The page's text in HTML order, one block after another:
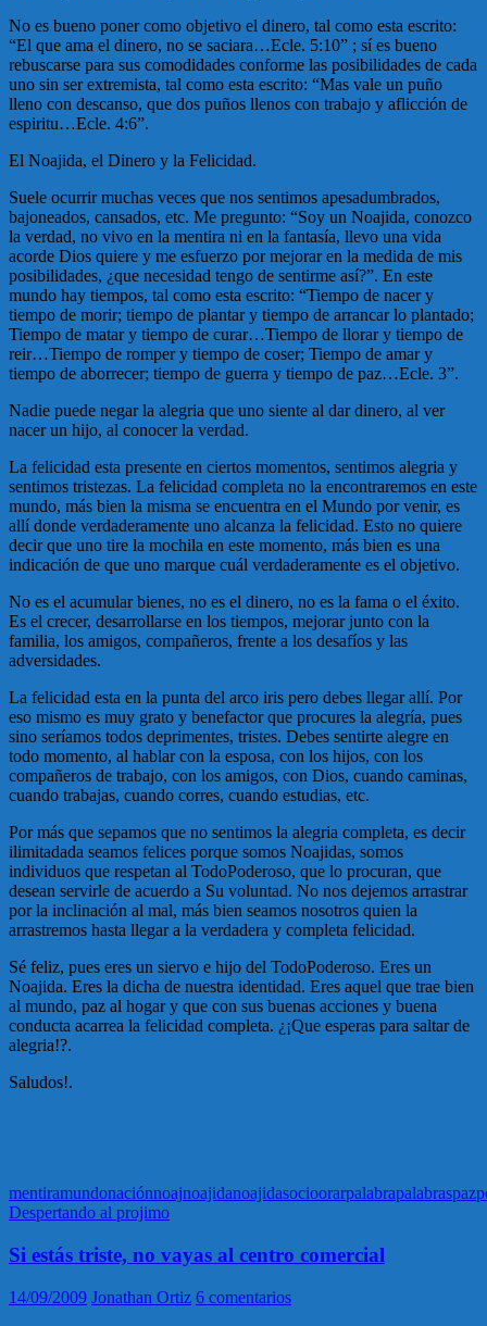
No es bueno poner como objetivo el dinero, tal como esta escrito:
“El que ama el dinero, no se saciara…Ecle. 5:10” ; sí es bueno
rebuscarse para sus comodidades conforme las posibilidades de cada
uno sin ser extremista, tal como esta escrito: “Mas vale un puño
lleno con descanso, que dos puños llenos con trabajo y aflicción de
espiritu…Ecle. 4:6”.
El Noajida, el Dinero y la Felicidad.
Suele ocurrir muchas veces que nos sentimos apesadumbrados,
bajoneados, cansados, etc. Me pregunto: “Soy un Noajida, conozco
la verdad, no vivo en la mentira ni en la fantasía, llevo una vida
acorde Dios quiere y me esfuerzo por mejorar en la medida de mis
posibilidades, ¿que necesidad tengo de sentirme así?”. En este
mundo hay tiempos, tal como esta escrito: “Tiempo de nacer y
tiempo de morir; tiempo de plantar y tiempo de arrancar lo plantado;
Tiempo de matar y tiempo de curar…Tiempo de llorar y tiempo de
reir…Tiempo de romper y tiempo de coser; Tiempo de amar y
tiempo de aborrecer; tiempo de guerra y tiempo de paz…Ecle. 3”.
Nadie puede negar la alegria que uno siente al dar dinero, al ver
nacer un hijo, al conocer la verdad.
La felicidad esta presente en ciertos momentos, sentimos alegria y
sentimos tristezas. La felicidad completa no la encontraremos en este
mundo, más bien la misma se encuentra en el Mundo por venir, es
allí donde verdaderamente uno alcanza la felicidad. Esto no quiere
decir que uno tire la mochila en este momento, más bien es una
indicación de que uno marque cuál verdaderamente es el objetivo.
No es el acumular bienes, no es el dinero, no es la fama o el éxito.
Es el crecer, desarrollarse en los tiempos, mejorar junto con la
familia, los amigos, compañeros, frente a los desafíos y las
adversidades.
La felicidad esta en la punta del arco iris pero debes llegar allí. Por
eso mismo es muy grato y benefactor que procures la alegría, pues
sino seríamos todos deprimentes, tristes. Debes sentirte alegre en
todo momento, al hablar con la esposa, con los hijos, con los
compañeros de trabajo, con los amigos, con Dios, cuando caminas,
cuando trabajas, cuando corres, cuando estudias, etc.
Por más que sepamos que no sentimos la alegria completa, es decir
ilimitadada seamos felices porque somos Noajidas, somos
individuos que respetan al TodoPoderoso, que lo procuran, que
desean servirle de acuerdo a Su voluntad. No nos dejemos arrastrar
por la inclinación al mal, más bien seamos nosotros quien la
arrastremos hasta llegar a la verdadera y completa felicidad.
Sé feliz, pues eres un siervo e hijo del TodoPoderoso. Eres un
Noajida. Eres la dicha de nuestra identidad. Eres aquel que trae bien
al mundo, paz al hogar y que con sus buenas acciones y buena
conducta acarrea la felicidad completa. ¿¡Que esperas para saltar de
alegria!?.
Saludos!.
mentiramundonaciónnoajnoajidanoajidasocioorarpalabrapalabraspaz
Despertando al projimo
Si estás triste, no vayas al centro comercial
14/09/2009 Jonathan Ortiz 6 comentarios